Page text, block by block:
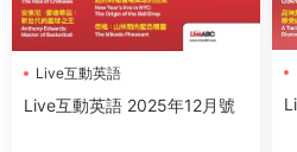
Live互動英語
Live互動英語 2025年12月號